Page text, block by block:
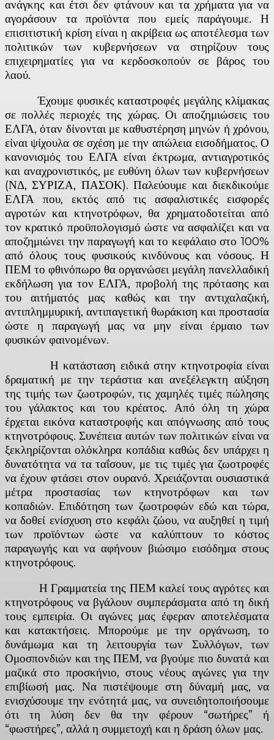
ανάγκης και έτσι δεν φτάνουν και τα χρήματα για να
αγοράσουν τα προϊόντα που εμείς παράγουμε. Η
επισιτιστική κρίση είναι η ακρίβεια ως αποτέλεσμα των
πολιτικών των κυβερνήσεων να στηρίζουν τους
επιχειρηματίες για να κερδοσκοπούν σε βάρος του
λαού.
Έχουμε φυσικές καταστροφές μεγάλης κλίμακας
σε πολλές περιοχές της χώρας. Οι αποζημιώσεις του
ΕΛΓΑ, όταν δίνονται με καθυστέρηση μηνών ή χρόνου,
είναι ψίχουλα σε σχέση με την απώλεια εισοδήματος. Ο
κανονισμός του ΕΛΓΑ είναι έκτρωμα, αντιαγροτικός
και αναχρονιστικός, με ευθύνη όλων των κυβερνήσεων
(ΝΔ, ΣΥΡΙΖΑ, ΠΑΣΟΚ). Παλεύουμε και διεκδικούμε
ΕΛΓΑ που, εκτός από τις ασφαλιστικές εισφορές
αγροτών και κτηνοτρόφων, θα χρηματοδοτείται από
τον κρατικό προϋπολογισμό ώστε να ασφαλίζει και να
αποζημιώνει την παραγωγή και το κεφάλαιο στο 100%
από όλους τους φυσικούς κινδύνους και νόσους. Η
ΠΕΜ το φθινόπωρο θα οργανώσει μεγάλη πανελλαδική
εκδήλωση για τον ΕΛΓΑ, προβολή της πρότασης και
του αιτήματός μας καθώς και την αντιχαλαζική,
αντιπλημμυρική, αντιπαγετική θωράκιση και προστασία
ώστε η παραγωγή μας να μην είναι έρμαιο των
φυσικών φαινομένων.
Η κατάσταση ειδικά στην κτηνοτροφία είναι
δραματική με την τεράστια και ανεξέλεγκτη αύξηση
της τιμής των ζωοτροφών, τις χαμηλές τιμές πώλησης
του γάλακτος και του κρέατος. Από όλη τη χώρα
έρχεται εικόνα καταστροφής και απόγνωσης από τους
κτηνοτρόφους. Συνέπεια αυτών των πολιτικών είναι να
ξεκληρίζονται ολόκληρα κοπάδια καθώς δεν υπάρχει η
δυνατότητα να τα ταΐσουν, με τις τιμές για ζωοτροφές
να έχουν φτάσει στον ουρανό. Χρειάζονται ουσιαστικά
μέτρα προστασίας των κτηνοτρόφων και των
κοπαδιών. Επιδότηση των ζωοτροφών εδώ και τώρα,
να δοθεί ενίσχυση στο κεφάλι ζώου, να αυξηθεί η τιμή
των προϊόντων ώστε να καλύπτουν το κόστος
παραγωγής και να αφήνουν βιώσιμο εισόδημα στους
κτηνοτρόφους.
Η Γραμματεία της ΠΕΜ καλεί τους αγρότες και
κτηνοτρόφους να βγάλουν συμπεράσματα από τη δική
τους εμπειρία. Οι αγώνες μας έφεραν αποτελέσματα
και κατακτήσεις. Μπορούμε με την οργάνωση, το
δυνάμωμα και τη λειτουργία των Συλλόγων, των
Ομοσπονδιών και της ΠΕΜ, να βγούμε πιο δυνατά και
μαζικά στο προσκήνιο, στους νέους αγώνες για την
επιβίωσή μας. Να πιστέψουμε στη δύναμή μας, να
ενισχύσουμε την ενότητά μας, να συνειδητοποιήσουμε
ότι τη λύση δεν θα την φέρουν “σωτήρες” ή
“φωστήρες”, αλλά η συμμετοχή και η δράση όλων μας.